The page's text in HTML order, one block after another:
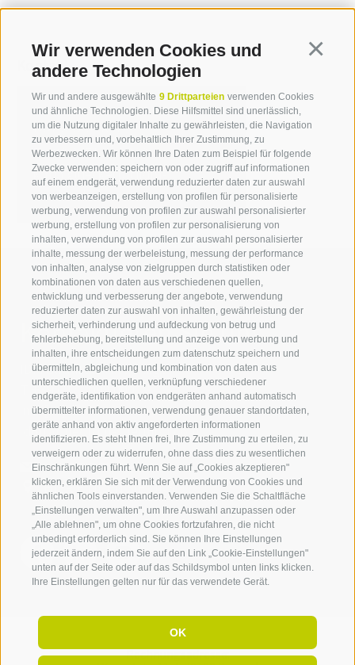
Wir verwenden Cookies und
andere Technologien
Wir und andere ausgewählte 9 Drittparteien verwenden Cookies
und ähnliche Technologien. Diese Hilfsmittel sind unerlässlich,
um die Nutzung digitaler Inhalte zu gewährleisten, die Navigation
zu verbessern und, vorbehaltlich Ihrer Zustimmung, zu
Werbezwecken. Wir können Ihre Daten zum Beispiel für folgende
Zwecke verwenden: speichern von oder zugriff auf informationen
auf einem endgerät, verwendung reduzierter daten zur auswahl
von werbeanzeigen, erstellung von profilen für personalisierte
werbung, verwendung von profilen zur auswahl personalisierter
werbung, erstellung von profilen zur personalisierung von
inhalten, verwendung von profilen zur auswahl personalisierter
inhalte, messung der werbeleistung, messung der performance
von inhalten, analyse von zielgruppen durch statistiken oder
kombinationen von daten aus verschiedenen quellen,
entwicklung und verbesserung der angebote, verwendung
reduzierter daten zur auswahl von inhalten, gewährleistung der
sicherheit, verhinderung und aufdeckung von betrug und
fehlerbehebung, bereitstellung und anzeige von werbung und
inhalten, ihre entscheidungen zum datenschutz speichern und
übermitteln, abgleichung und kombination von daten aus
unterschiedlichen quellen, verknüpfung verschiedener
endgeräte, identifikation von endgeräten anhand automatisch
übermittelter informationen, verwendung genauer standortdaten,
geräte anhand von aktiv angeforderten informationen
identifizieren. Es steht Ihnen frei, Ihre Zustimmung zu erteilen, zu
verweigern oder zu widerrufen, ohne dass dies zu wesentlichen
Einschränkungen führt. Wenn Sie auf „Cookies akzeptieren"
klicken, erklären Sie sich mit der Verwendung von Cookies und
ähnlichen Tools einverstanden. Verwenden Sie die Schaltfläche
„Einstellungen verwalten", um Ihre Auswahl anzupassen oder
„Alle ablehnen", um ohne Cookies fortzufahren, die nicht
unbedingt erforderlich sind. Sie können Ihre Einstellungen
jederzeit ändern, indem Sie auf den Link „Cookie-Einstellungen"
unten auf der Seite oder auf das Schildsymbol unten links klicken.
Ihre Einstellungen gelten nur für das verwendete Gerät.
OK
Kontakt
Katja Glücker
T +39 0471 094 228
katja.gluecker[at]idm-
suedtirol.com
Kontaktieren Sie uns
IDM Südtirol - Alto Adige
+39 0471 094 000
info[at]idm-suedtirol.com
idm[at]pec.idm-suedtirol.com
SCHREIBEN SIE UNS!
HIER FINDEN SIE UNS
Rechnungsadresse: